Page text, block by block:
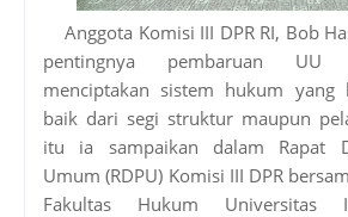
Anggota Komisi III DPR RI, Bob
pentingnya pembaruan UU
menciptakan sistem hukum yang
baik dari segi struktur maupun
itu ia sampaikan dalam Rapat
Umum (RDPU) Komisi III DPR
Fakultas Hukum Universitas